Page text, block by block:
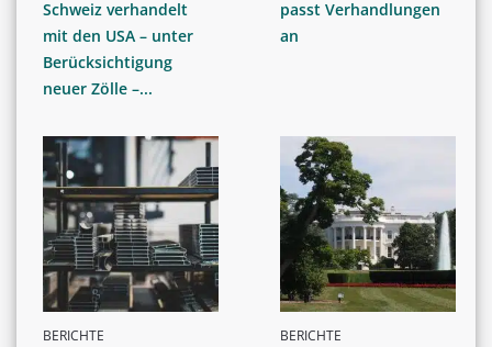
Schweiz verhandelt
mit den USA – unter
Berücksichtigung
neuer Zölle –...
passt Verhandlungen
an
BERICHTE BERICHTE